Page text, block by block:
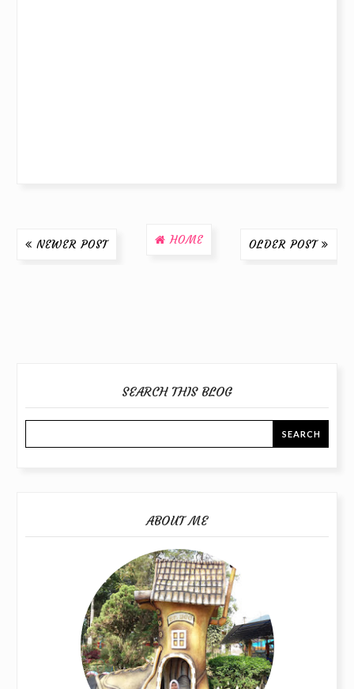
NEWER POST OLDER POST
HOME
SEARCH THIS BLOG
ABOUT ME